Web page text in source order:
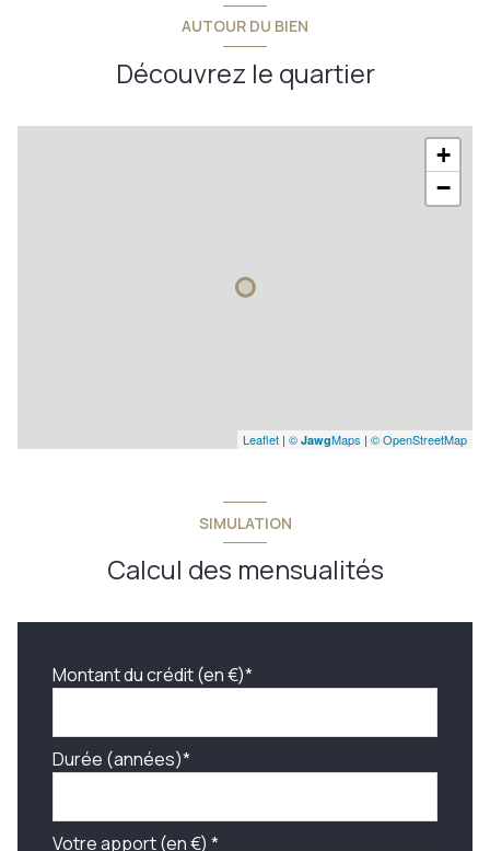
AUTOUR DU BIEN
Découvrez le quartier
+
−
Leaflet | © JawgMaps | © OpenStreetMap
SIMULATION
Calcul des mensualités
Montant du crédit (en €)*
Durée (années)*
Votre apport (en €) *